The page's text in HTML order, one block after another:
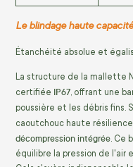
Le blindage haute
Étanchéité absolue et
La structure de la mallette
certifiée IP67 , offrant une
poussière et les débris fins.
caoutchouc haute
décompression intégrée .
équilibre la pression de l'air